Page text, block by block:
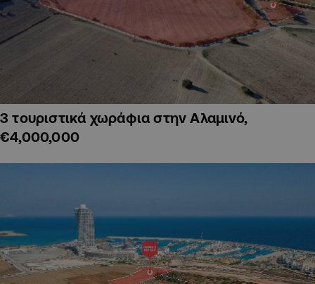
3 τουριστικά χωράφια στην Αλαμινό,
€4,000,000